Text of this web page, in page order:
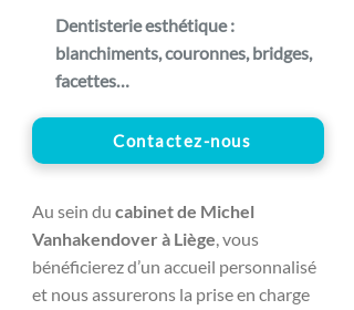
Dentisterie esthétique :
blanchiments, couronnes, bridges,
facettes…
Contactez-nous
Au sein du cabinet de Michel
Vanhakendover à Liège, vous
bénéficierez d’un accueil personnalisé
et nous assurerons la prise en charge